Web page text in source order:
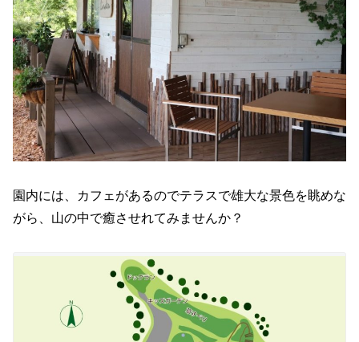
園内には、カフェがあるのでテラスで雄大な景色を眺めな
がら、山の中で癒させれてみませんか？